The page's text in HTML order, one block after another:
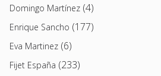
Domingo Martínez (4)
Enrique Sancho (177)
Eva Martinez (6)
Fijet España (233)